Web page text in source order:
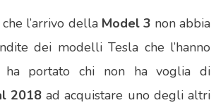
l’arrivo della Model 3 non abbia
dei modelli Tesla che l’hanno
ha portato chi non ha voglia di
2018ad acquistare uno degli altri